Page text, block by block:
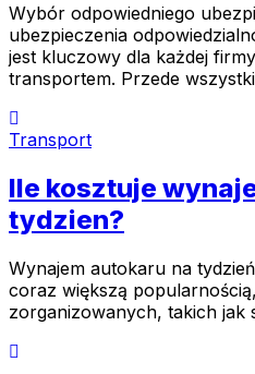
Wybór odpowiedniego
ubezpieczenia
jest kluczowy dla każdej
transportem. Przede
Transport
Ile kosztuje
tydzien?
Wynajem autokaru na
coraz większą
zorganizowanych, takich jak